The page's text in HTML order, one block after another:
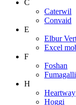
C
Caterwil
Convaid
E
Elbur
Excel
F
Foshan
Fumagalli
H
Heartway
Hoggi